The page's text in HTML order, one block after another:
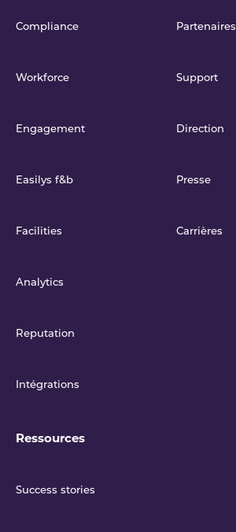
Compliance
Workforce
Engagement
Easilys f&b
Facilities
Analytics
Reputation
Intégrations
Partenaires
Support
Direction
Presse
Carrières
Ressources
Success stories